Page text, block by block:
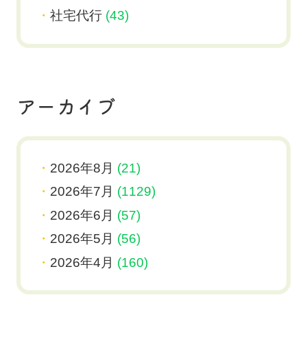
社宅代行(43)
アーカイブ
2026年8月 (21)
2026年7月 (1129)
2026年6月 (57)
2026年5月 (56)
2026年4月 (160)